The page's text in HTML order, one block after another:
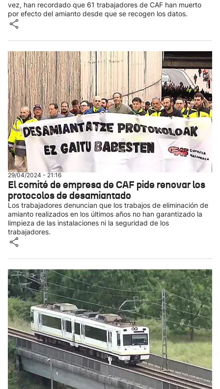
vez, han recordado que 61 trabajadores de CAF han muerto
por efecto del amianto desde que se recogen los datos.
29/04/2024 - 21:16
El comité de empresa de CAF pide renovar los
protocolos de desamiantado
Los trabajadores denuncian que los trabajos de eliminación de
amianto realizados en los últimos años no han garantizado la
limpieza de las instalaciones ni la seguridad de los
trabajadores.